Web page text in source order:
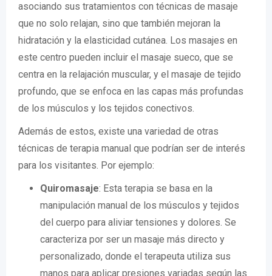
asociando sus tratamientos con técnicas de masaje
que no solo relajan, sino que también mejoran la
hidratación y la elasticidad cutánea. Los masajes en
este centro pueden incluir el masaje sueco, que se
centra en la relajación muscular, y el masaje de tejido
profundo, que se enfoca en las capas más profundas
de los músculos y los tejidos conectivos.
Además de estos, existe una variedad de otras
técnicas de terapia manual que podrían ser de interés
para los visitantes. Por ejemplo:
Quiromasaje: Esta terapia se basa en la
manipulación manual de los músculos y tejidos
del cuerpo para aliviar tensiones y dolores. Se
caracteriza por ser un masaje más directo y
personalizado, donde el terapeuta utiliza sus
manos para aplicar presiones variadas según las